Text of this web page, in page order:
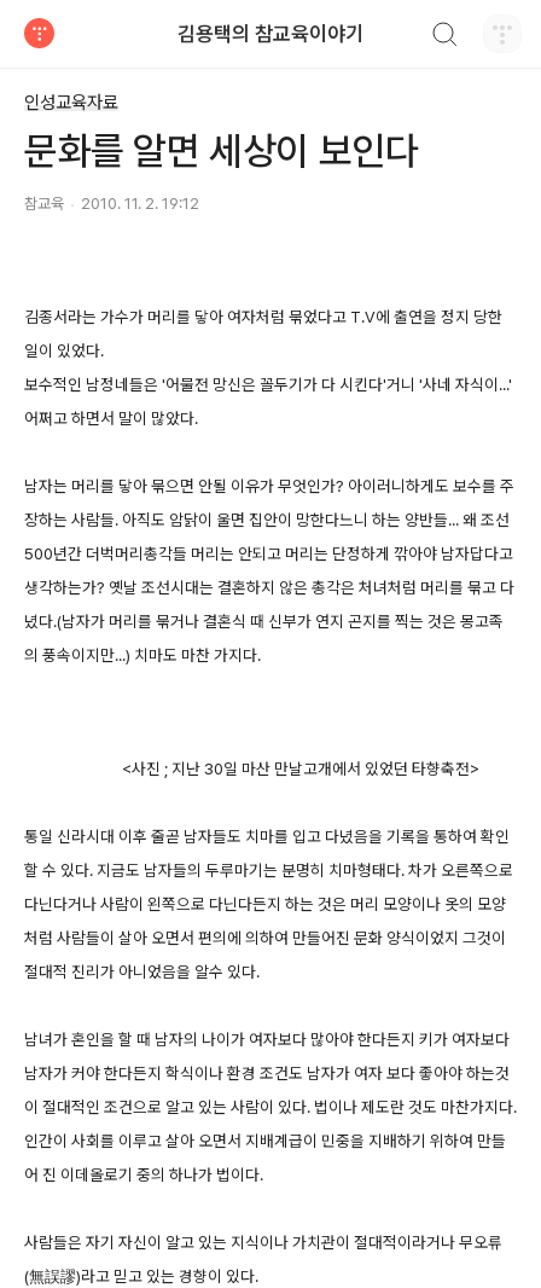
김용택의 참교육이야기
인성교육자료
문화를 알면 세상이 보인다
참교육 2010. 11. 2. 19:12
김종서라는 가수가 머리를 닿아 여자처럼 묶었다고 T.V에 출연을 정지 당한
일이 있었다.
보수적인 남정네들은 '어물전 망신은 꼴두기가 다 시킨다'거니 '사네 자식이...'
어쩌고 하면서 말이 많았다.
남자는 머리를 닿아 묶으면 안될 이유가 무엇인가? 아이러니하게도 보수를 주
장하는 사람들. 아직도 암닭이 울면 집안이 망한다느니 하는 양반들... 왜 조선
500년간 더벅머리총각들 머리는 안되고 머리는 단정하게 깎아야 남자답다고
생각하는가? 옛날 조선시대는 결혼하지 않은 총각은 처녀처럼 머리를 묶고 다
녔다.(남자가 머리를 묶거나 결혼식 때 신부가 연지 곤지를 찍는 것은 몽고족
의 풍속이지만...) 치마도 마찬 가지다.
<사진 ; 지난 30일 마산 만날고개에서 있었던 타향축전>
통일 신라시대 이후 줄곧 남자들도 치마를 입고 다녔음을 기록을 통하여 확인
할 수 있다. 지금도 남자들의 두루마기는 분명히 치마형태다. 차가 오른쪽으로
다닌다거나 사람이 왼쪽으로 다닌다든지 하는 것은 머리 모양이나 옷의 모양
처럼 사람들이 살아 오면서 편의에 의하여 만들어진 문화 양식이었지 그것이
절대적 진리가 아니었음을 알수 있다.
남녀가 혼인을 할 때 남자의 나이가 여자보다 많아야 한다든지 키가 여자보다
남자가 커야 한다든지 학식이나 환경 조건도 남자가 여자 보다 좋아야 하는것
이 절대적인 조건으로 알고 있는 사람이 있다. 법이나 제도란 것도 마찬가지다.
인간이 사회를 이루고 살아 오면서 지배계급이 민중을 지배하기 위하여 만들
어 진 이데올로기 중의 하나가 법이다.
사람들은 자기 자신이 알고 있는 지식이나 가치관이 절대적이라거나 무오류
(無誤謬)라고 믿고 있는 경향이 있다.